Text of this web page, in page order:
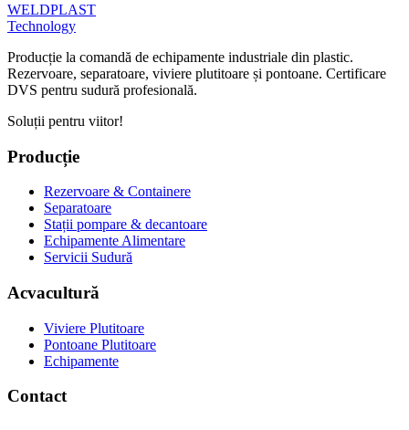
WELDPLAST
Technology
Producție la comandă de echipamente industriale din plastic.
Rezervoare, separatoare, viviere plutitoare și pontoane. Certificare
DVS pentru sudură profesională.
Soluții pentru viitor!
Producție
Rezervoare & Containere
Separatoare
Stații pompare & decantoare
Echipamente Alimentare
Servicii Sudură
Acvacultură
Viviere Plutitoare
Pontoane Plutitoare
Echipamente
Contact